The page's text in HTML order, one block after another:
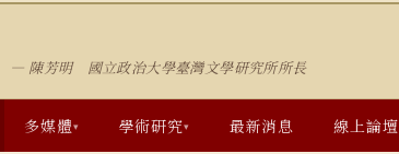
— 陳芳明 國立政治大學臺灣文學研究所所長
多媒體▾ 學術研究▾ 最新消息 線上論壇